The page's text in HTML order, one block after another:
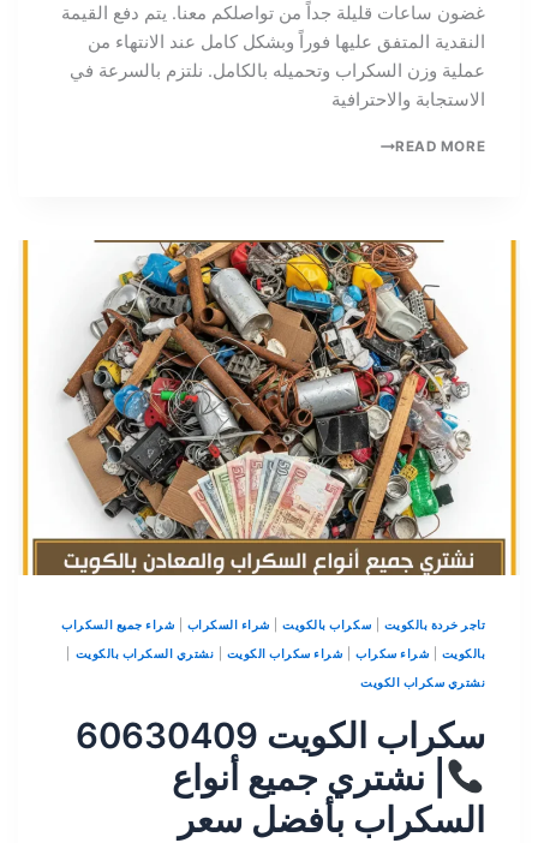
غضون ساعات قليلة جداً من تواصلكم معنا. يتم دفع القيمة
النقدية المتفق عليها فوراً وبشكل كامل عند الانتهاء من
عملية وزن السكراب وتحميله بالكامل. نلتزم بالسرعة في
الاستجابة والاحترافية
READ MORE
تاجر خردة بالكويت| سكراب بالكويت| شراء السكراب| شراء جميع السكراب
بالكويت| شراء سكراب| شراء سكراب الكويت| نشتري السكراب بالكويت|
نشتري سكراب الكويت
سكراب الكويت 60630409
| نشتري جميع أنواع
السكراب بأفضل سعر